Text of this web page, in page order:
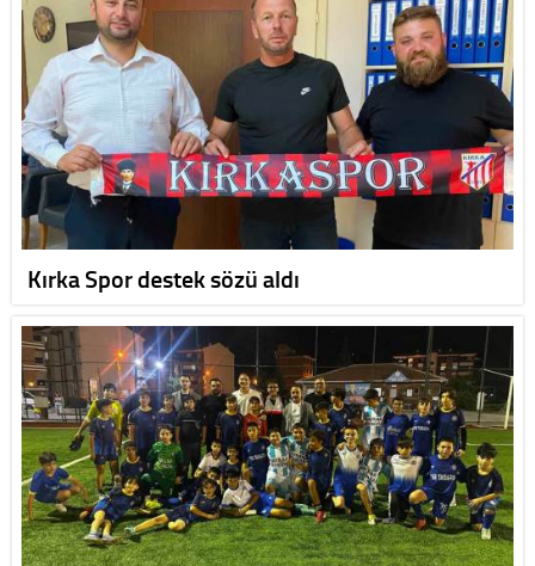
Kırka Spor destek sözü aldı